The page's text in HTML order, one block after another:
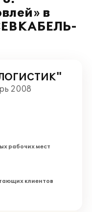
в
2008
рабочих мест
клиентов